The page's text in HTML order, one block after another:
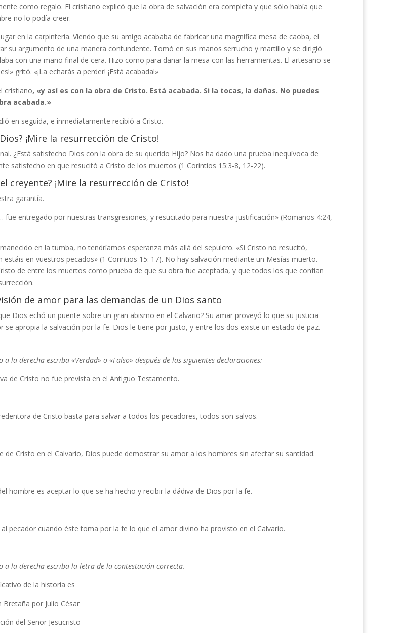
como regalo. El cristiano explicó que la obra de salvación era completa y que sólo había que
no lo podía creer.
en la carpintería. Viendo que su amigo acababa de fabricar una magnífica mesa de caoba, el
su argumento de una manera contundente. Tomó en sus manos serrucho y martillo y se dirigió
con una mano final de cera. Hizo como para dañar la mesa con las herramientas. El artesano se
gritó. «¡La echarás a perder! ¡Está acabada!»
cristiano, «y así es con la obra de Cristo. Está acabada. Si la tocas, la dañas. No puedes
acabada.»
en seguida, e inmediatamente recibió a Cristo.
¡Mire la resurrección de Cristo!
¿Está satisfecho Dios con la obra de su querido Hijo? Nos ha dado una prueba inequívoca de
satisfecho en que resucitó a Cristo de los muertos (1 Corintios 15:3-8, 12-22).
creyente? ¡Mire la resurrección de Cristo!
garantía.
fue entregado por nuestras transgresiones, y resucitado para nuestra justificación» (Romanos 4:24,
en la tumba, no tendríamos esperanza más allá del sepulcro. «Si Cristo no resucitó,
estáis en vuestros pecados» (1 Corintios 15: 17). No hay salvación mediante un Mesías muerto.
de entre los muertos como prueba de que su obra fue aceptada, y que todos los que confían
de amor para las demandas de un Dios santo
Dios echó un puente sobre un gran abismo en el Calvario? Su amar proveyó lo que su justicia
se apropia la salvación por la fe. Dios le tiene por justo, y entre los dos existe un estado de paz.
a la derecha escriba «Verdad» o «Falso» después de las siguientes declaraciones:
de Cristo no fue prevista en el Antiguo Testamento.
de Cristo basta para salvar a todos los pecadores, todos son salvos.
de Cristo en el Calvario, Dios puede demostrar su amor a los hombres sin afectar su santidad.
hombre es aceptar lo que se ha hecho y recibir la dádiva de Dios por la fe.
pecador cuando éste toma por la fe lo que el amor divino ha provisto en el Calvario.
a la derecha escriba la letra de la contestación correcta.
de la historia es
Bretaña por Julio César
del Señor Jesucristo